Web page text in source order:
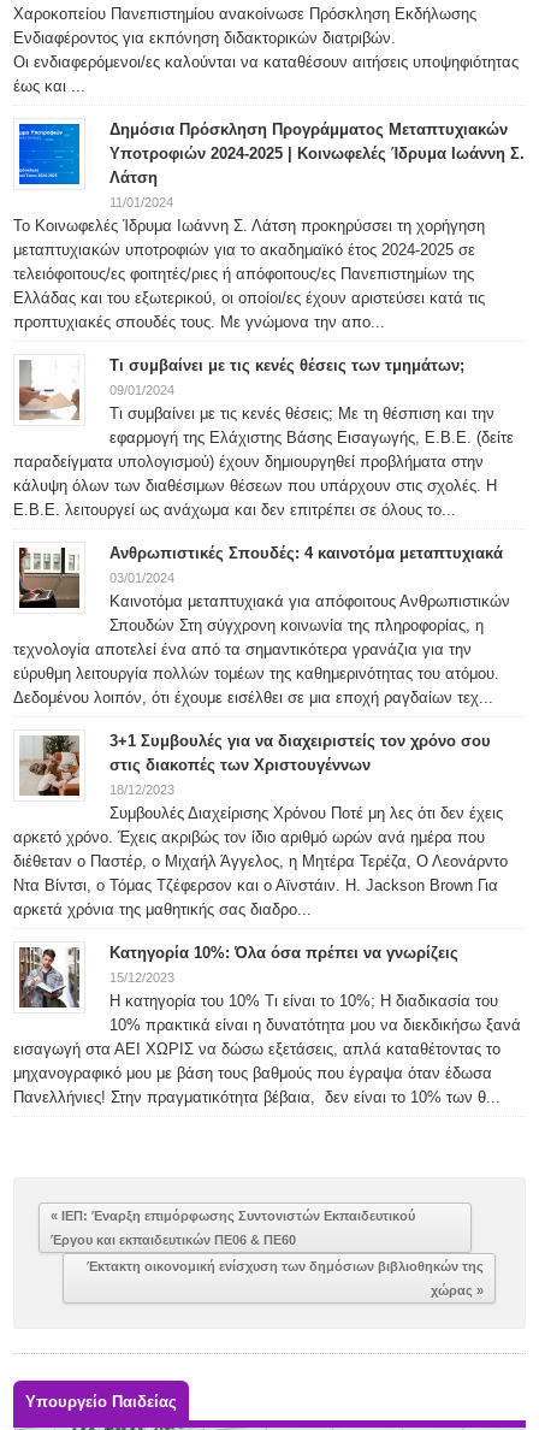
Χαροκοπείου Πανεπιστημίου ανακοίνωσε Πρόσκληση Εκδήλωσης
Ενδιαφέροντος για εκπόνηση διδακτορικών διατριβών.
Οι ενδιαφερόμενοι/ες καλούνται να καταθέσουν αιτήσεις υποψηφιότητας
έως και ...
Δημόσια Πρόσκληση Προγράμματος Μεταπτυχιακών
Υποτροφιών 2024-2025 | Κοινωφελές Ίδρυμα Ιωάννη Σ.
Λάτση
11/01/2024
Το Κοινωφελές Ίδρυμα Ιωάννη Σ. Λάτση προκηρύσσει τη χορήγηση
μεταπτυχιακών υποτροφιών για το ακαδημαϊκό έτος 2024-2025 σε
τελειόφοιτους/ες φοιτητές/ριες ή απόφοιτους/ες Πανεπιστημίων της
Ελλάδας και του εξωτερικού, οι οποίοι/ες έχουν αριστεύσει κατά τις
προπτυχιακές σπουδές τους. Με γνώμονα την απο...
Τι συμβαίνει με τις κενές θέσεις των τμημάτων;
09/01/2024
Τι συμβαίνει με τις κενές θέσεις; Με τη θέσπιση και την
εφαρμογή της Ελάχιστης Βάσης Εισαγωγής, Ε.Β.Ε. (δείτε
παραδείγματα υπολογισμού) έχουν δημιουργηθεί προβλήματα στην
κάλυψη όλων των διαθέσιμων θέσεων που υπάρχουν στις σχολές. Η
Ε.Β.Ε. λειτουργεί ως ανάχωμα και δεν επιτρέπει σε όλους το...
Ανθρωπιστικές Σπουδές: 4 καινοτόμα μεταπτυχιακά
03/01/2024
Καινοτόμα μεταπτυχιακά για απόφοιτους Ανθρωπιστικών
Σπουδών Στη σύγχρονη κοινωνία της πληροφορίας, η
τεχνολογία αποτελεί ένα από τα σημαντικότερα γρανάζια για την
εύρυθμη λειτουργία πολλών τομέων της καθημερινότητας του ατόμου.
Δεδομένου λοιπόν, ότι έχουμε εισέλθει σε μια εποχή ραγδαίων τεχ...
3+1 Συμβουλές για να διαχειριστείς τον χρόνο σου
στις διακοπές των Χριστουγέννων
18/12/2023
Συμβουλές Διαχείρισης Χρόνου Ποτέ μη λες ότι δεν έχεις
αρκετό χρόνο. Έχεις ακριβώς τον ίδιο αριθμό ωρών ανά ημέρα που
διέθεταν ο Παστέρ, ο Μιχαήλ Άγγελος, η Μητέρα Τερέζα, Ο Λεονάρντο
Ντα Βίντσι, ο Τόμας Τζέφερσον και ο Αϊνστάιν. H. Jackson Brown Για
αρκετά χρόνια της μαθητικής σας διαδρο...
Κατηγορία 10%: Όλα όσα πρέπει να γνωρίζεις
15/12/2023
Η κατηγορία του 10% Τι είναι το 10%; Η διαδικασία του
10% πρακτικά είναι η δυνατότητα μου να διεκδικήσω ξανά
εισαγωγή στα ΑΕΙ ΧΩΡΙΣ να δώσω εξετάσεις, απλά καταθέτοντας το
μηχανογραφικό μου με βάση τους βαθμούς που έγραψα όταν έδωσα
Πανελλήνιες! Στην πραγματικότητα βέβαια, δεν είναι το 10% των θ...
« ΙΕΠ: Έναρξη επιμόρφωσης Συντονιστών Εκπαιδευτικού
Έργου και εκπαιδευτικών ΠΕ06 & ΠΕ60
Έκτακτη οικονομική ενίσχυση των δημόσιων βιβλιοθηκών της
χώρας »
Υπουργείο Παιδείας